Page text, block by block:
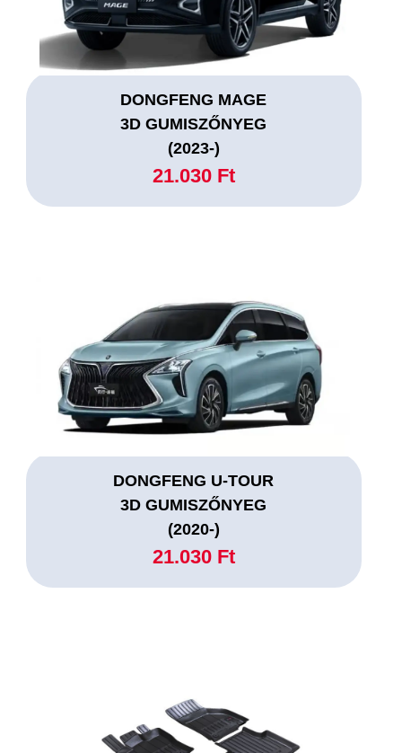
DONGFENG MAGE
3D GUMISZŐNYEG
(2023-)
21.030 Ft
DONGFENG U-TOUR
3D GUMISZŐNYEG
(2020-)
21.030 Ft